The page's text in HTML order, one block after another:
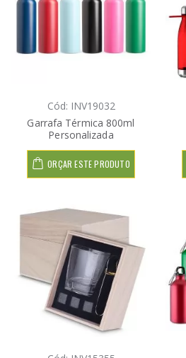
Cód: INV19032
Garrafa Térmica 800ml
Personalizada
ORÇAR ESTE PRODUTO